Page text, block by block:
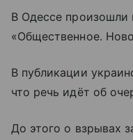
В Одессе
«Общественное.
В публикации
что речь идёт об
До этого о взрывах